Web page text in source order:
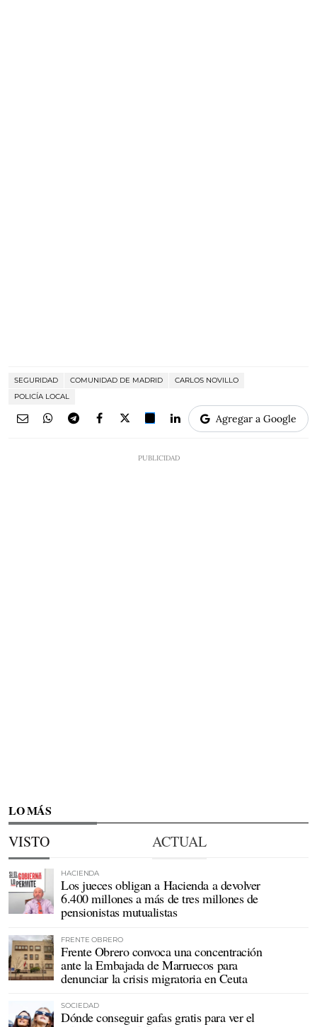
SEGURIDAD COMUNIDAD DE MADRID
CARLOS NOVILLO
POLICÍA LOCAL
Agregar a Google
LO MÁS
VISTO ACTUAL
HACIENDA
Los jueces obligan a Hacienda a devolver
6.400 millones a más de tres millones de
pensionistas mutualistas
FRENTE OBRERO
Frente Obrero convoca una concentración
ante la Embajada de Marruecos para
denunciar la crisis migratoria en Ceuta
SOCIEDAD
Dónde conseguir gafas gratis para ver el